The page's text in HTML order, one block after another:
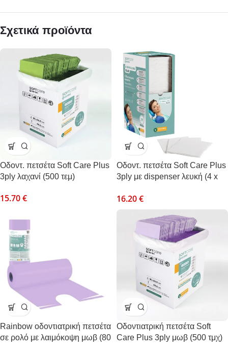
Σχετικά προϊόντα
Oδοντ. πετσέτα Soft Care Plus
3ply λαχανί (500 τεμ)
15.70€
Oδοντ. πετσέτα Soft Care Plus
3ply με dispenser λευκή (4 x
16.20€
Rainbow οδοντιατρική πετσέτα
σε ρολό με λαιμόκοψη μωβ (80
Οδοντιατρική πετσέτα Soft
Care Plus 3ply μωβ (500 τμχ)